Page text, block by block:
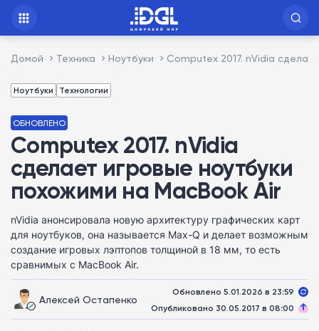
Домой Техника Ноутбуки Computex 2017. nVidia
Ноутбуки Технологии
ОБНОВЛЕНО
Computex 2017. nVidia
сделает игровые ноутбуки
похожими на MacBook Air
nVidia анонсировала новую архитектуру графических карт
для ноутбуков, она называется Max-Q и делает возможным
создание игровых лэптопов толщиной в 18 мм, то есть
сравнимых с MacBook Air.
Алексей Остапенко
Обновлено 5.01.2026 в 23:59
Опубликовано 30.05.2017 в 08:00